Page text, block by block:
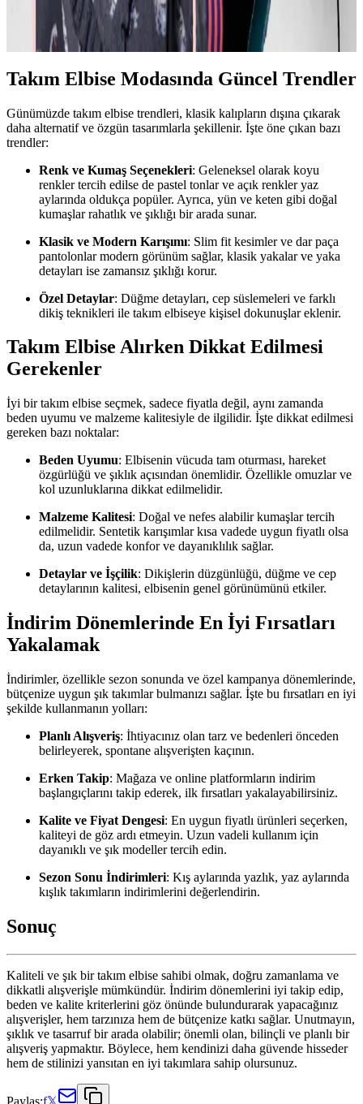
giyimi, iş görüşmesi, mevsimlik kıyafetler ve vücut tipine uygun
önerilerle günlük şıklık ve rahatlık dengelenir.
Takım Elbise Modasında Güncel Trendler
Günümüzde takım elbise trendleri, klasik kalıpların dışına çıkarak
daha alternatif ve özgün tasarımlarla şekillenir. İşte öne çıkan bazı
trendler:
Renk ve Kumaş Seçenekleri: Geleneksel olarak koyu
renkler tercih edilse de pastel tonlar ve açık renkler yaz
aylarında oldukça popüler. Ayrıca, yün ve keten gibi doğal
kumaşlar rahatlık ve şıklığı bir arada sunar.
Klasik ve Modern Karışımı: Slim fit kesimler ve dar paça
pantolonlar modern görünüm sağlar, klasik yakalar ve yaka
detayları ise zamansız şıklığı korur.
Özel Detaylar: Düğme detayları, cep süslemeleri ve farklı
dikiş teknikleri ile takım elbiseye kişisel dokunuşlar eklenir.
Takım Elbise Alırken Dikkat Edilmesi
Gerekenler
İyi bir takım elbise seçmek, sadece fiyatla değil, aynı zamanda
beden uyumu ve malzeme kalitesiyle de ilgilidir. İşte dikkat edilmesi
gereken bazı noktalar:
Beden Uyumu: Elbisenin vücuda tam oturması, hareket
özgürlüğü ve şıklık açısından önemlidir. Özellikle omuzlar ve
kol uzunluklarına dikkat edilmelidir.
Malzeme Kalitesi: Doğal ve nefes alabilir kumaşlar tercih
edilmelidir. Sentetik karışımlar kısa vadede uygun fiyatlı olsa
da, uzun vadede konfor ve dayanıklılık sağlar.
Detaylar ve İşçilik: Dikişlerin düzgünlüğü, düğme ve cep
detaylarının kalitesi, elbisenin genel görünümünü etkiler.
İndirim Dönemlerinde En İyi Fırsatları
Yakalamak
İndirimler, özellikle sezon sonunda ve özel kampanya dönemlerinde,
bütçenize uygun şık takımlar bulmanızı sağlar. İşte bu fırsatları en iyi
şekilde kullanmanın yolları:
Planlı Alışveriş: İhtiyacınız olan tarz ve bedenleri önceden
belirleyerek, spontane alışverişten kaçının.
Erken Takip: Mağaza ve online platformların indirim
başlangıçlarını takip ederek, ilk fırsatları yakalayabilirsiniz.
Kalite ve Fiyat Dengesi: En uygun fiyatlı ürünleri seçerken,
kaliteyi de göz ardı etmeyin. Uzun vadeli kullanım için
dayanıklı ve şık modeller tercih edin.
Sezon Sonu İndirimleri: Kış aylarında yazlık, yaz aylarında
kışlık takımların indirimlerini değerlendirin.
Sonuç
Kaliteli ve şık bir takım elbise sahibi olmak, doğru zamanlama ve
dikkatli alışverişle mümkündür. İndirim dönemlerini iyi takip edip,
beden ve kalite kriterlerini göz önünde bulundurarak yapacağınız
alışverişler, hem tarzınıza hem de bütçenize katkı sağlar. Unutmayın,
şıklık ve tasarruf bir arada olabilir; önemli olan, bilinçli ve planlı bir
alışveriş yapmaktır. Böylece, hem kendinizi daha güvende hisseder
hem de stilinizi yansıtan en iyi takımlara sahip olursunuz.
Paylaş:f𝕏